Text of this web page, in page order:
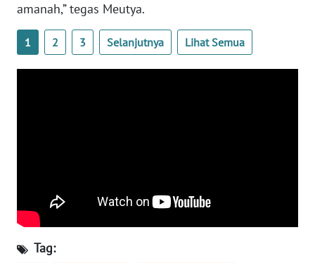
amanah,” tegas Meutya.
1 2 3 Selanjutnya Lihat Semua
Tag:
JAMBI
SULTENG
WN
SULBAR